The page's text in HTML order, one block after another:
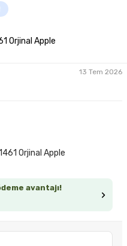
Orjinal Apple
13 Tem 2026
avantajı!
Orjinal Apple